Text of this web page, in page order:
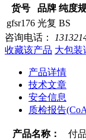
货号
品牌 纯度
gfsr176 光复 BS
咨询电话：
收藏该产品 大包装
产品详情
技术文章
安全信息
质检报告
产品名称： 付